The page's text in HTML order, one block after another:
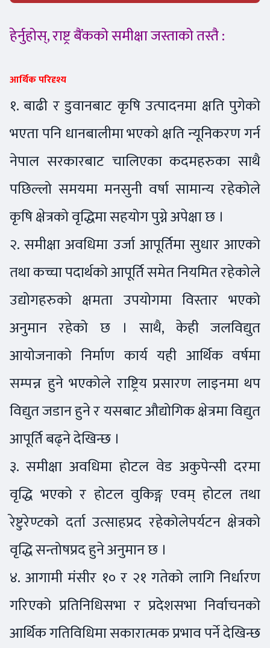
हेर्नुहोस्, राष्ट्र बैंकको समीक्षा जस्ताको तस्तै :
आर्थिक परिदृश्य
१. बाढी र डुवानबाट कृषि उत्पादनमा क्षति पुगेको
भएता पनि धानबालीमा भएको क्षति न्यूनिकरण गर्न
नेपाल सरकारबाट चालिएका कदमहरुका साथै
पछिल्लो समयमा मनसुनी वर्षा सामान्य रहेकोले
कृषि क्षेत्रको वृद्धिमा सहयोग पुग्ने अपेक्षा छ ।
२. समीक्षा अवधिमा उर्जा आपूर्तिमा सुधार आएको
तथा कच्चा पदार्थको आपूर्ति समेत नियमित रहेकोले
उद्योगहरुको क्षमता उपयोगमा विस्तार भएको
अनुमान रहेको छ । साथै, केही जलविद्युत
आयोजनाको निर्माण कार्य यही आर्थिक वर्षमा
सम्पन्न हुने भएकोले राष्ट्रिय प्रसारण लाइनमा थप
विद्युत जडान हुने र यसबाट औद्योगिक क्षेत्रमा विद्युत
आपूर्ति बढ्ने देखिन्छ ।
३. समीक्षा अवधिमा होटल वेड अकुपेन्सी दरमा
वृद्धि भएको र होटल वुकिङ्ग एवम् होटल तथा
रेष्टुरेण्टको दर्ता उत्साहप्रद रहेकोलेपर्यटन क्षेत्रको
वृद्धि सन्तोषप्रद हुने अनुमान छ ।
४. आगामी मंसीर १० र २१ गतेको लागि निर्धारण
गरिएको प्रतिनिधिसभा र प्रदेशसभा निर्वाचनको
आर्थिक गतिविधिमा सकारात्मक प्रभाव पर्ने देखिन्छ